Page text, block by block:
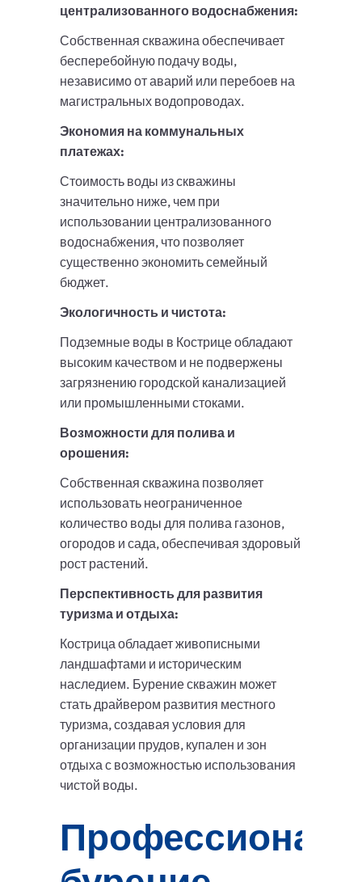
централизованного водоснабжения:
Собственная скважина обеспечивает
бесперебойную подачу воды,
независимо от аварий или перебоев на
магистральных водопроводах.
Экономия на коммунальных
платежах:
Стоимость воды из скважины
значительно ниже, чем при
использовании централизованного
водоснабжения, что позволяет
существенно экономить семейный
бюджет.
Экологичность и чистота:
Подземные воды в Кострице обладают
высоким качеством и не подвержены
загрязнению городской канализацией
или промышленными стоками.
Возможности для полива и
орошения:
Собственная скважина позволяет
использовать неограниченное
количество воды для полива газонов,
огородов и сада, обеспечивая здоровый
рост растений.
Перспективность для развития
туризма и отдыха:
Кострица обладает живописными
ландшафтами и историческим
наследием. Бурение скважин может
стать драйвером развития местного
туризма, создавая условия для
организации прудов, купален и зон
отдыха с возможностью использования
чистой воды.